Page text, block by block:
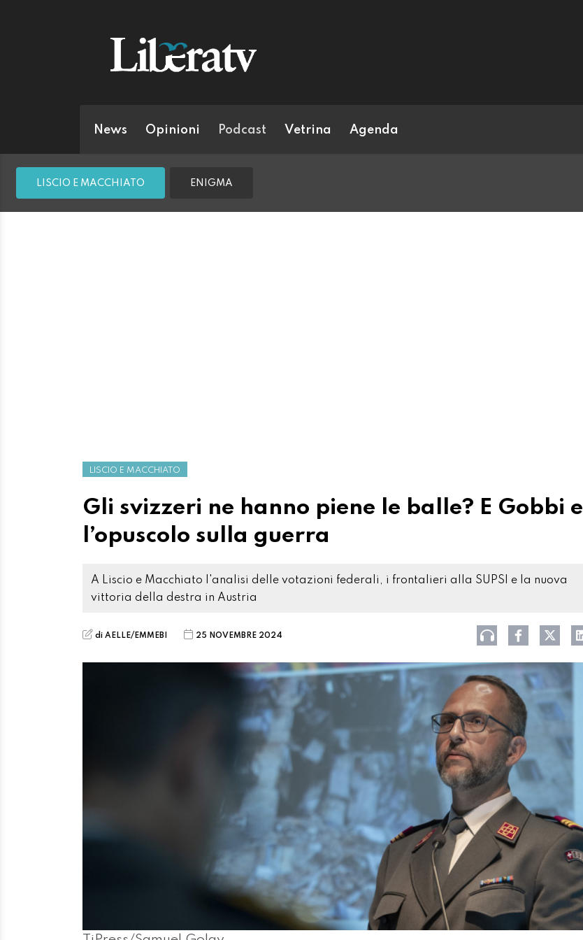
News Opinioni Podcast Vetrina Agenda
LISCIO E MACCHIATO ENIGMA
LISCIO E MACCHIATO
Gli svizzeri ne hanno piene le balle? E Gobbi e
l’opuscolo sulla guerra
A Liscio e Macchiato l'analisi delle votazioni federali, i frontalieri alla SUPSI e la nuova
vittoria della destra in Austria
di AELLE/EMMEBI 25 NOVEMBRE 2024